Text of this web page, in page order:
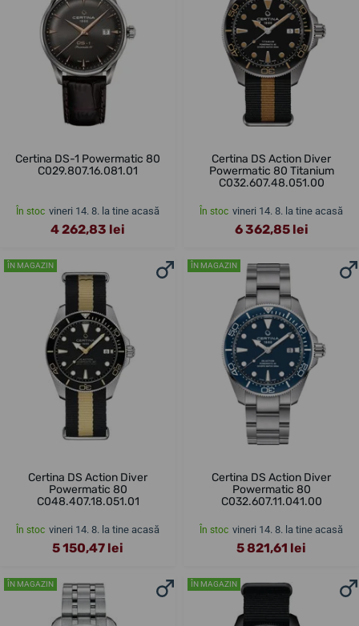
Certina DS-1 Powermatic 80
C029.807.16.081.01
În stoc vineri 14. 8. la tine acasă
4 262,83 lei
Certina DS Action Diver
Powermatic 80 Titanium
C032.607.48.051.00
În stoc vineri 14. 8. la tine acasă
6 362,85 lei
ÎN MAGAZIN
Certina DS Action Diver
Powermatic 80
C048.407.18.051.01
În stoc vineri 14. 8. la tine acasă
5 150,47 lei
ÎN MAGAZIN
Certina DS Action Diver
Powermatic 80
C032.607.11.041.00
În stoc vineri 14. 8. la tine acasă
5 821,61 lei
ÎN MAGAZIN ÎN MAGAZIN